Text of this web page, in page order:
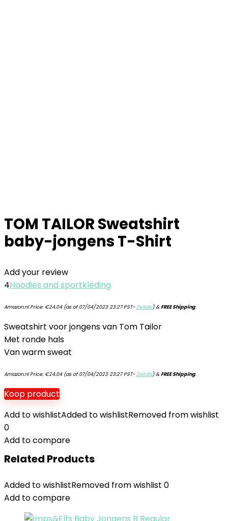
TOM TAILOR Sweatshirt
baby-jongens T-Shirt
Add your review
4Hoodies and sportkleding
Amazon.nl Price: €24.04(as of 07/04/2023 23:27 PST- Details)&FREE Shipping.
Sweatshirt voor jongens van Tom Tailor
Met ronde hals
Van warm sweat
Amazon.nl Price: €24.04(as of 07/04/2023 23:27 PST- Details)&FREE Shipping.
Koop product
Add to wishlistAdded to wishlistRemoved from wishlist
0
Add to compare
Related Products
Added to wishlistRemoved from wishlist 0
Add to compare